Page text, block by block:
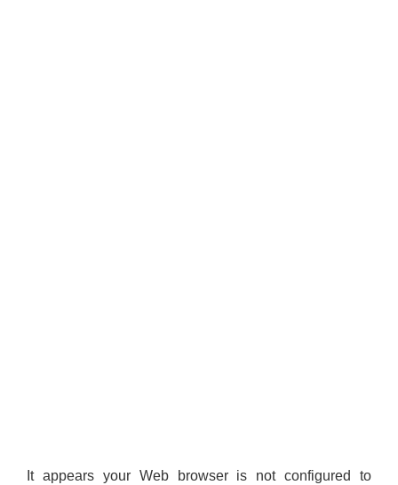
It appears your Web browser is not configured to